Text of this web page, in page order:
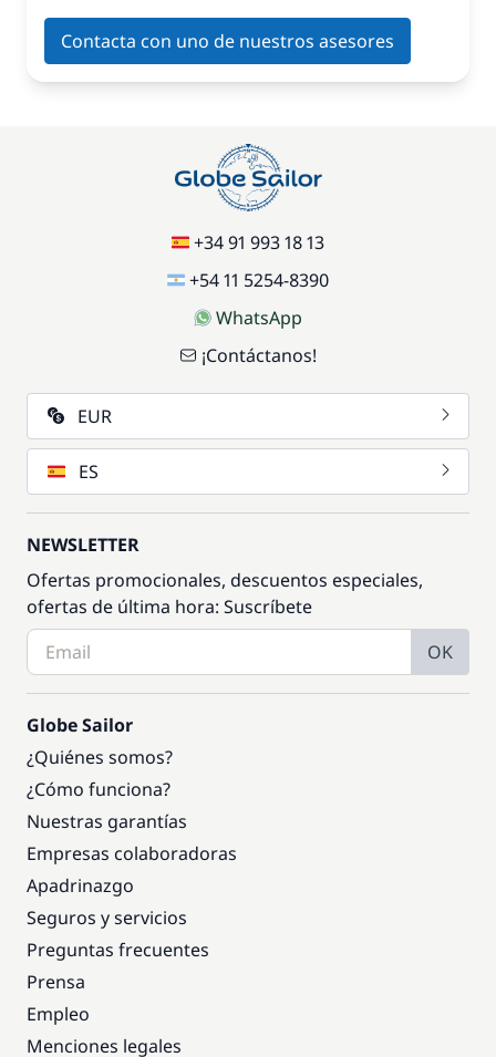
Contacta con uno de nuestros asesores
+34 91 993 18 13
+54 11 5254-8390
WhatsApp
¡Contáctanos!
EUR
ES
NEWSLETTER
Ofertas promocionales, descuentos especiales,
ofertas de última hora: Suscríbete
OK
Globe Sailor
¿Quiénes somos?
¿Cómo funciona?
Nuestras garantías
Empresas colaboradoras
Apadrinazgo
Seguros y servicios
Preguntas frecuentes
Prensa
Empleo
Menciones legales